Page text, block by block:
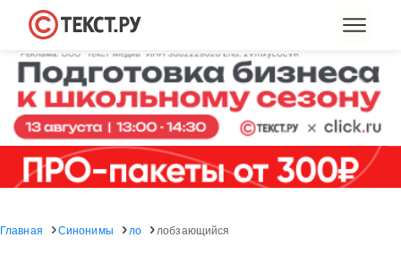
Главная Синонимы ло лобзающийся